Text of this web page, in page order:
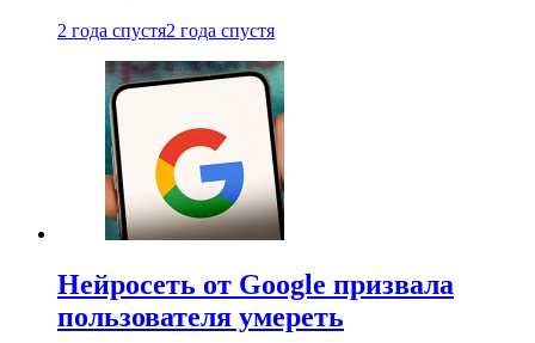
2 года спустя2 года спустя
Нейросеть от Google призвала
пользователя умереть